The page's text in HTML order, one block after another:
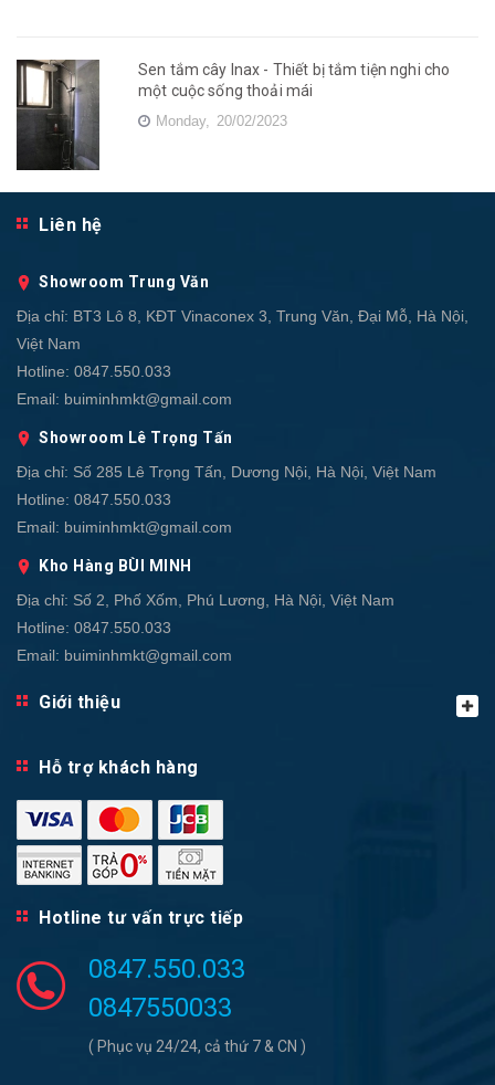
Sen tắm cây Inax - Thiết bị tắm tiện nghi cho
một cuộc sống thoải mái
Monday, 20/02/2023
Liên hệ
Showroom Trung Văn
Địa chỉ: BT3 Lô 8, KĐT Vinaconex 3, Trung Văn, Đại Mỗ, Hà Nội,
Việt Nam
Hotline: 0847.550.033
Email: buiminhmkt@gmail.com
Showroom Lê Trọng Tấn
Địa chỉ: Số 285 Lê Trọng Tấn, Dương Nội, Hà Nội, Việt Nam
Hotline: 0847.550.033
Email: buiminhmkt@gmail.com
Kho Hàng BÙI MINH
Địa chỉ: Số 2, Phố Xốm, Phú Lương, Hà Nội, Việt Nam
Hotline: 0847.550.033
Email: buiminhmkt@gmail.com
Giới thiệu
Hỗ trợ khách hàng
Hotline tư vấn trực tiếp
0847.550.033
0847550033
( Phục vụ 24/24, cả thứ 7 & CN )